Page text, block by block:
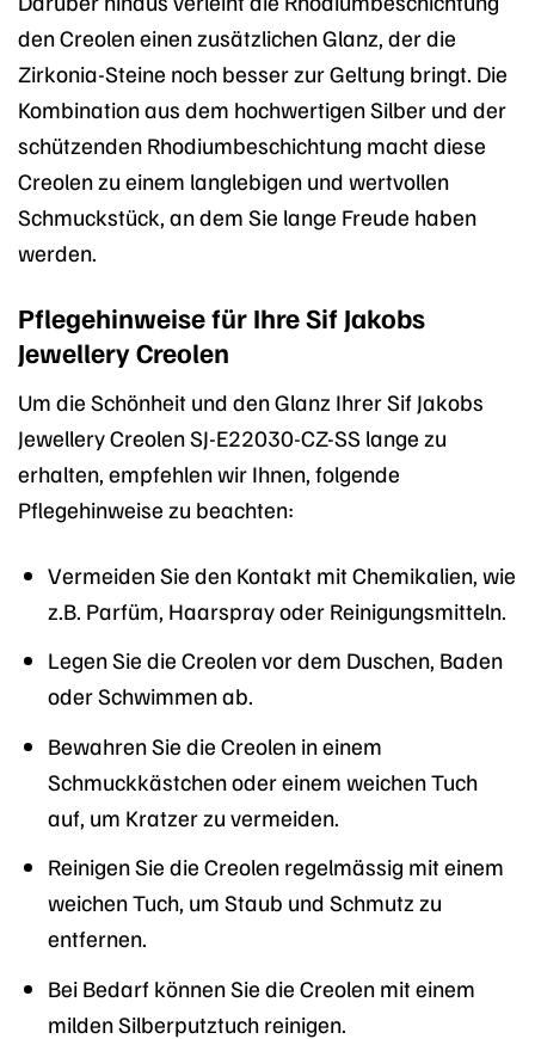
den Creolen einen zusätzlichen Glanz, der die
Zirkonia-Steine noch besser zur Geltung bringt. Die
Kombination aus dem hochwertigen Silber und der
schützenden Rhodiumbeschichtung macht diese
Creolen zu einem langlebigen und wertvollen
Schmuckstück, an dem Sie lange Freude haben
werden.
Pflegehinweise für Ihre Sif Jakobs
Jewellery Creolen
Um die Schönheit und den Glanz Ihrer Sif Jakobs
Jewellery Creolen SJ-E22030-CZ-SS lange zu
erhalten, empfehlen wir Ihnen, folgende
Pflegehinweise zu beachten:
Vermeiden Sie den Kontakt mit Chemikalien, wie
z.B. Parfüm, Haarspray oder Reinigungsmitteln.
Legen Sie die Creolen vor dem Duschen, Baden
oder Schwimmen ab.
Bewahren Sie die Creolen in einem
Schmuckkästchen oder einem weichen Tuch
auf, um Kratzer zu vermeiden.
Reinigen Sie die Creolen regelmässig mit einem
weichen Tuch, um Staub und Schmutz zu
entfernen.
Bei Bedarf können Sie die Creolen mit einem
milden Silberputztuch reinigen.